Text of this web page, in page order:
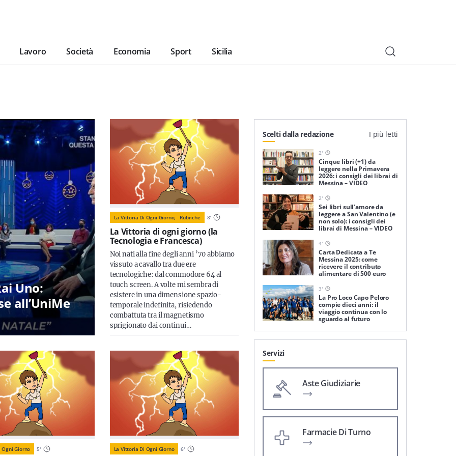
Lavoro Società Economia Sport Sicilia
Uno:
all’UniMe
La Vittoria Di Ogni Giorno, Rubriche 8'
La Vittoria di ogni giorno (la
Tecnologia e Francesca)
Noi nati alla fine degli anni ’70 abbiamo
vissuto a cavallo tra due ere
tecnologiche: dal commodore 64 al
touch screen. A volte mi sembra di
esistere in una dimensione spazio-
temporale indefinita, risiedendo
combattuta tra il magnetismo
sprigionato dai continui…
Giorno 5' La Vittoria Di Ogni Giorno 6'
Scelti dalla redazione I più letti
2'
Cinque libri (+1) da
leggere nella Primavera
2026: i consigli dei librai di
Messina – VIDEO
2'
Sei libri sull’amore da
leggere a San Valentino (e
non solo): i consigli dei
librai di Messina – VIDEO
4'
Carta Dedicata a Te
Messina 2025: come
ricevere il contributo
alimentare di 500 euro
3'
La Pro Loco Capo Peloro
compie dieci anni: il
viaggio continua con lo
sguardo al futuro
Servizi
Aste Giudiziarie
Farmacie Di Turno